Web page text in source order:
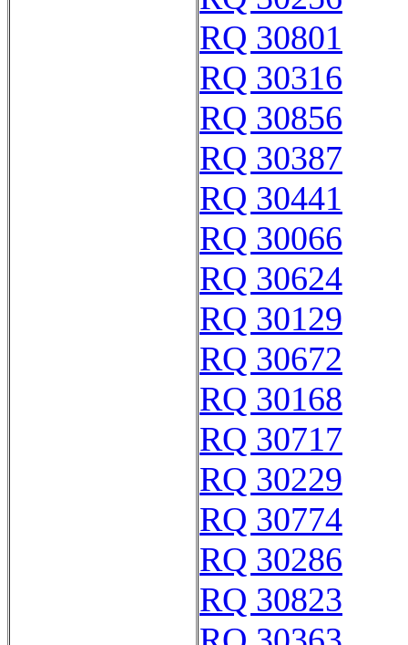
RQ 30801
RQ 30316
RQ 30856
RQ 30387
RQ 30441
RQ 30066
RQ 30624
RQ 30129
RQ 30672
RQ 30168
RQ 30717
RQ 30229
RQ 30774
RQ 30286
RQ 30823